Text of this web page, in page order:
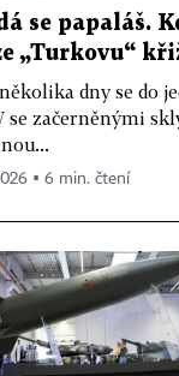
se papaláš.
„Turkovu“
dny se do
se začerněnými
▪ 6 min. čtení